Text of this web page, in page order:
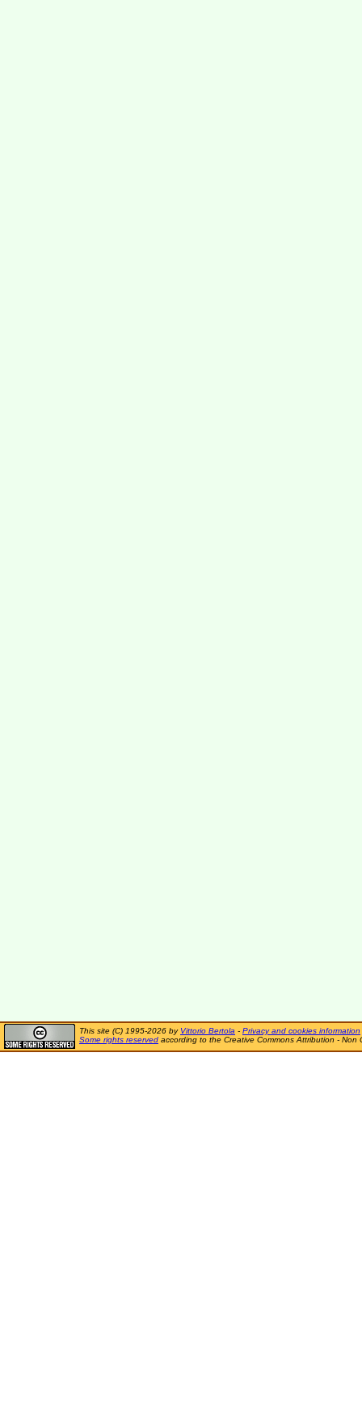
This site (C) 1995-2026 by Vittorio Bertola - Privacy and cookies information
Some rights reserved according to the Creative Commons Attribution - Non